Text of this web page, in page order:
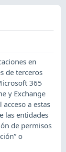
en
de terceros
365
y Exchange
acceso a estas
las entidades
de permisos
o